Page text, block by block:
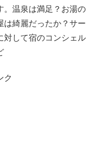
。温泉は満足？お湯の
は綺麗だったか？サー
対して宿のコンシェル
ク